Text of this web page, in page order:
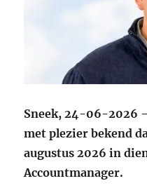
Sneek, 24-06-2026
met plezier bekend
augustus 2026 in
Accountmanager.